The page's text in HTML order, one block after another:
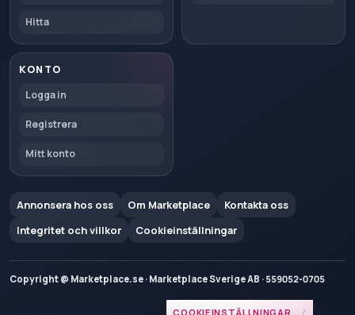
Hitta
KONTO
Logga in
Registrera
Mitt konto
Annonsera hos oss Om Marketplace
Kontakta oss
Integritet och villkor
Cookieinställningar
Copyright @ Marketplace.se · Marketplace Sverige AB · 559052-0705
COOKIEINSTÄLLNINGAR